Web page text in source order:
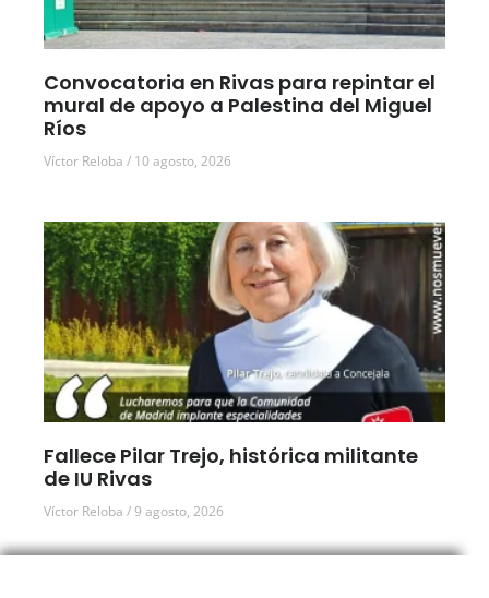
Convocatoria en Rivas para repintar el
mural de apoyo a Palestina del Miguel
Ríos
Víctor Reloba 10 agosto, 2026
Fallece Pilar Trejo, histórica militante
de IU Rivas
Víctor Reloba 9 agosto, 2026